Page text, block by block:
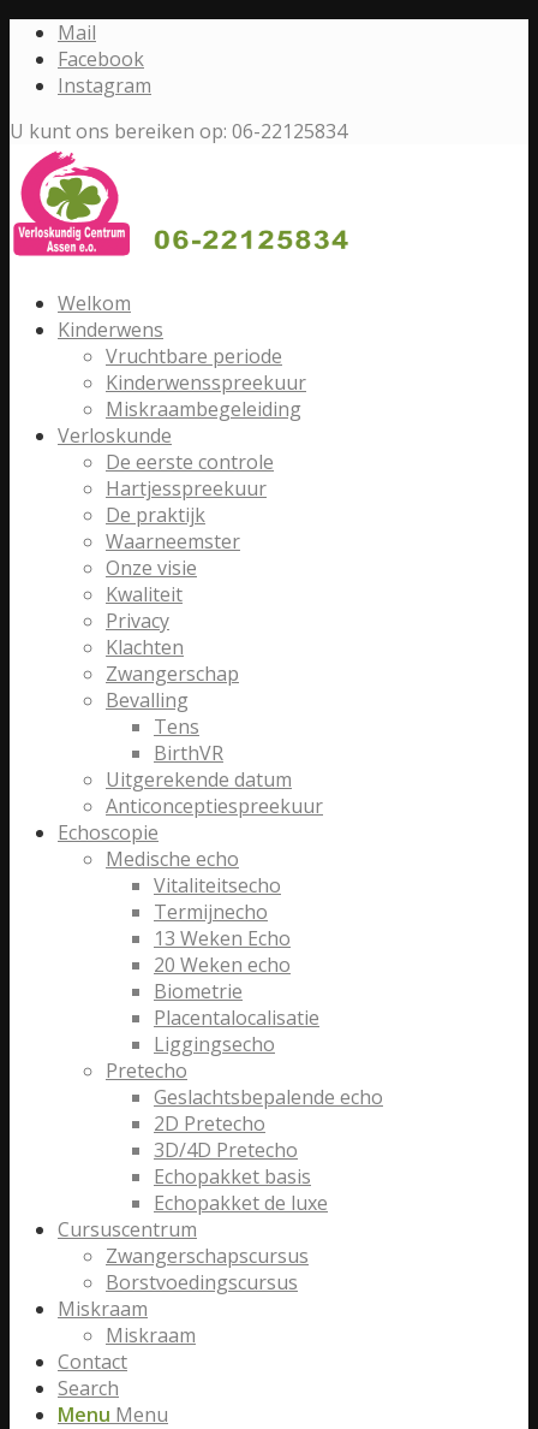
Mail
Facebook
Instagram
U kunt ons bereiken op: 06-22125834
Welkom
Kinderwens
Vruchtbare periode
Kinderwensspreekuur
Miskraambegeleiding
Verloskunde
De eerste controle
Hartjesspreekuur
De praktijk
Waarneemster
Onze visie
Kwaliteit
Privacy
Klachten
Zwangerschap
Bevalling
Tens
BirthVR
Uitgerekende datum
Anticonceptiespreekuur
Echoscopie
Medische echo
Vitaliteitsecho
Termijnecho
13 Weken Echo
20 Weken echo
Biometrie
Placentalocalisatie
Liggingsecho
Pretecho
Geslachtsbepalende echo
2D Pretecho
3D/4D Pretecho
Echopakket basis
Echopakket de luxe
Cursuscentrum
Zwangerschapscursus
Borstvoedingscursus
Miskraam
Miskraam
Contact
Search
Menu Menu